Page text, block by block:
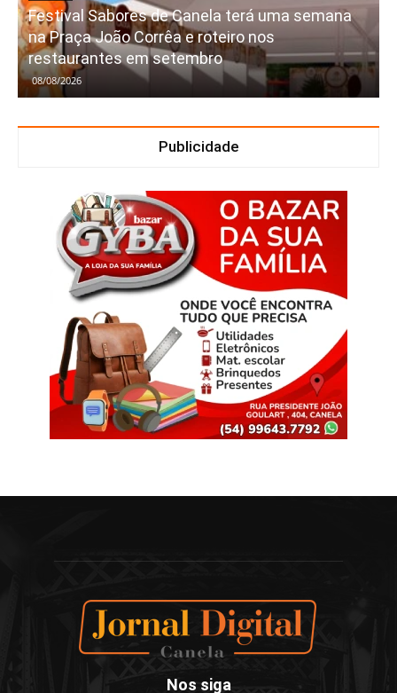
Festival Sabores de Canela terá uma semana
na Praça João Corrêa e roteiro nos
restaurantes em setembro
08/08/2026
Publicidade
Nos siga